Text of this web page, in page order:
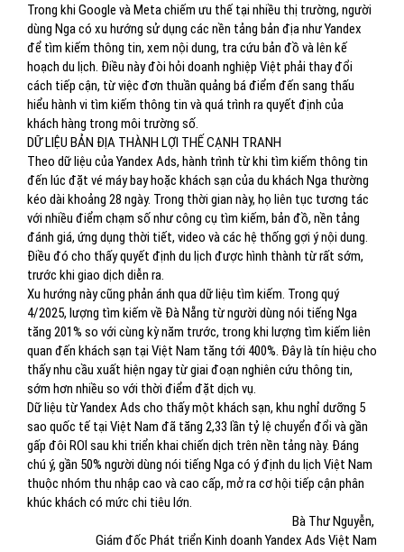
Trong khi Google và Meta chiếm ưu thế tại nhiều thị trường, người
dùng Nga có xu hướng sử dụng các nền tảng bản địa như Yandex
để tìm kiếm thông tin, xem nội dung, tra cứu bản đồ và lên kế
hoạch du lịch. Điều này đòi hỏi doanh nghiệp Việt phải thay đổi
cách tiếp cận, từ việc đơn thuần quảng bá điểm đến sang thấu
hiểu hành vi tìm kiếm thông tin và quá trình ra quyết định của
khách hàng trong môi trường số.
DỮ LIỆU BẢN ĐỊA THÀNH LỢI THẾ CẠNH TRANH
Theo dữ liệu của Yandex Ads, hành trình từ khi tìm kiếm thông tin
đến lúc đặt vé máy bay hoặc khách sạn của du khách Nga thường
kéo dài khoảng 28 ngày. Trong thời gian này, họ liên tục tương tác
với nhiều điểm chạm số như công cụ tìm kiếm, bản đồ, nền tảng
đánh giá, ứng dụng thời tiết, video và các hệ thống gợi ý nội dung.
Điều đó cho thấy quyết định du lịch được hình thành từ rất sớm,
trước khi giao dịch diễn ra.
Xu hướng này cũng phản ánh qua dữ liệu tìm kiếm. Trong quý
4/2025, lượng tìm kiếm về Đà Nẵng từ người dùng nói tiếng Nga
tăng 201% so với cùng kỳ năm trước, trong khi lượng tìm kiếm liên
quan đến khách sạn tại Việt Nam tăng tới 400%. Đây là tín hiệu cho
thấy nhu cầu xuất hiện ngay từ giai đoạn nghiên cứu thông tin,
sớm hơn nhiều so với thời điểm đặt dịch vụ.
Dữ liệu từ Yandex Ads cho thấy một khách sạn, khu nghỉ dưỡng 5
sao quốc tế tại Việt Nam đã tăng 2,33 lần tỷ lệ chuyển đổi và gần
gấp đôi ROI sau khi triển khai chiến dịch trên nền tảng này. Đáng
chú ý, gần 50% người dùng nói tiếng Nga có ý định du lịch Việt Nam
thuộc nhóm thu nhập cao và cao cấp, mở ra cơ hội tiếp cận phân
khúc khách có mức chi tiêu lớn.
Bà Thư Nguyễn,
Giám đốc Phát triển Kinh doanh Yandex Ads Việt Nam